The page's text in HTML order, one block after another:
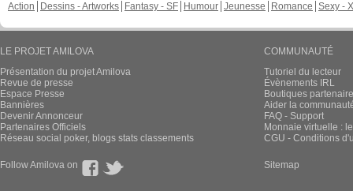
Action
Dessins - Artworks Fantasy - SF Humour Jeunesse Romance Sexy -
LE PROJET AMILOVA
Présentation du projet Amilova
Revue de presse
Espace Presse
Bannières
Devenir Annonceur
Partenaires Officiels
Réseau social poker, blogs stats classements
COMMUNAUTÉ
Tutoriel du lecteur
Évènements IRL
Boutiques
Aider la
FAQ - Support
Monnaie virtuelle :
CGU - Conditions
Follow Amilova on Sitemap